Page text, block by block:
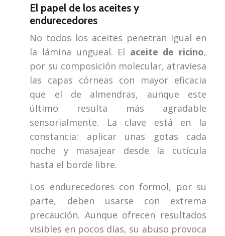
El papel de los aceites y
endurecedores
No todos los aceites penetran igual en
la lámina ungueal. El aceite de ricino,
por su composición molecular, atraviesa
las capas córneas con mayor eficacia
que el de almendras, aunque este
último resulta más agradable
sensorialmente. La clave está en la
constancia: aplicar unas gotas cada
noche y masajear desde la cutícula
hasta el borde libre.
Los endurecedores con formol, por su
parte, deben usarse con extrema
precaución. Aunque ofrecen resultados
visibles en pocos días, su abuso provoca